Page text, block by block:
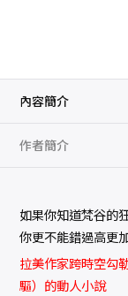
內容簡介
作者簡介
如果你知道梵谷的
你更不能錯過高更
拉美作家跨時空勾
驅）的動人小說